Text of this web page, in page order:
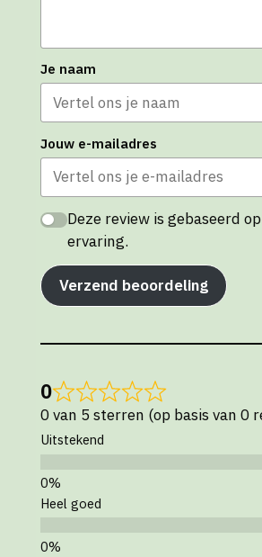
Je naam
Jouw e-mailadres
Deze review is gebaseerd
ervaring.
Verzend beoordeling
0
0 van 5 sterren (op basis van 0
Uitstekend
Heel goed